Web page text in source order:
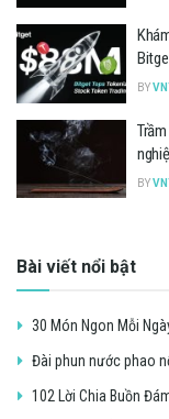
BY
BY
Bài viết nổi bật
30 Món Ngon Mỗi
Đài phun nước phao
102 Lời Chia Buồn